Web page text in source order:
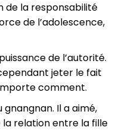
de la responsabilité
de l’adolescence,
de l’autorité.
jeter le fait
comment.
Il a aimé,
relation entre la fille